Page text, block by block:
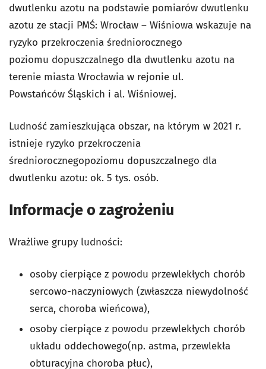
dwutlenku azotu na podstawie pomiarów dwutlenku
azotu ze stacji PMŚ: Wrocław – Wiśniowa wskazuje na
ryzyko przekroczenia średniorocznego
poziomu dopuszczalnego dla dwutlenku azotu na
terenie miasta Wrocławia w rejonie ul.
Powstańców Śląskich i al. Wiśniowej.
Ludność zamieszkująca obszar, na którym w 2021 r.
istnieje ryzyko przekroczenia
średniorocznegopoziomu dopuszczalnego dla
dwutlenku azotu: ok. 5 tys. osób.
Informacje o zagrożeniu
Wrażliwe grupy ludności:
osoby cierpiące z powodu przewlekłych chorób
sercowo-naczyniowych (zwłaszcza niewydolność
serca, choroba wieńcowa),
osoby cierpiące z powodu przewlekłych chorób
układu oddechowego(np. astma, przewlekła
obturacyjna choroba płuc),